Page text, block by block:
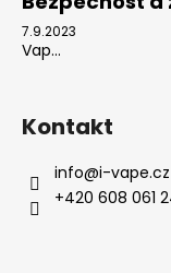
7.9.2023
Vap...
Kontakt
info@i-vape.cz
+420 608 061